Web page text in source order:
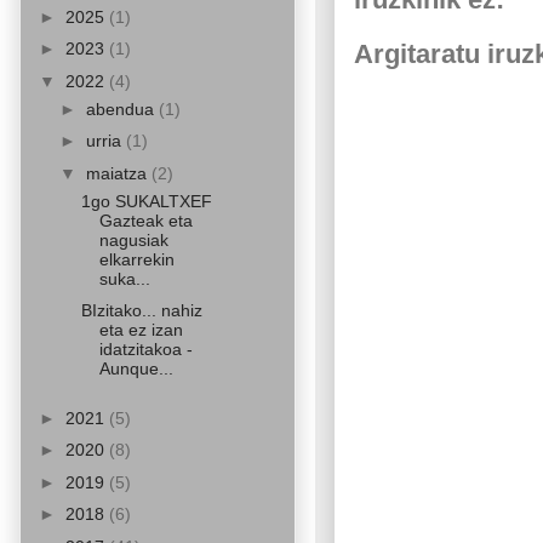
Argitaratu
► 2025 (1)
► 2023 (1)
▼ 2022 (4)
► abendua (1)
► urria (1)
▼ maiatza (2)
1go SUKALTXEF
Gazteak eta
nagusiak
elkarrekin
suka...
BIzitako... nahiz
eta ez izan
idatzitakoa -
Aunque...
► 2021 (5)
► 2020 (8)
► 2019 (5)
► 2018 (6)